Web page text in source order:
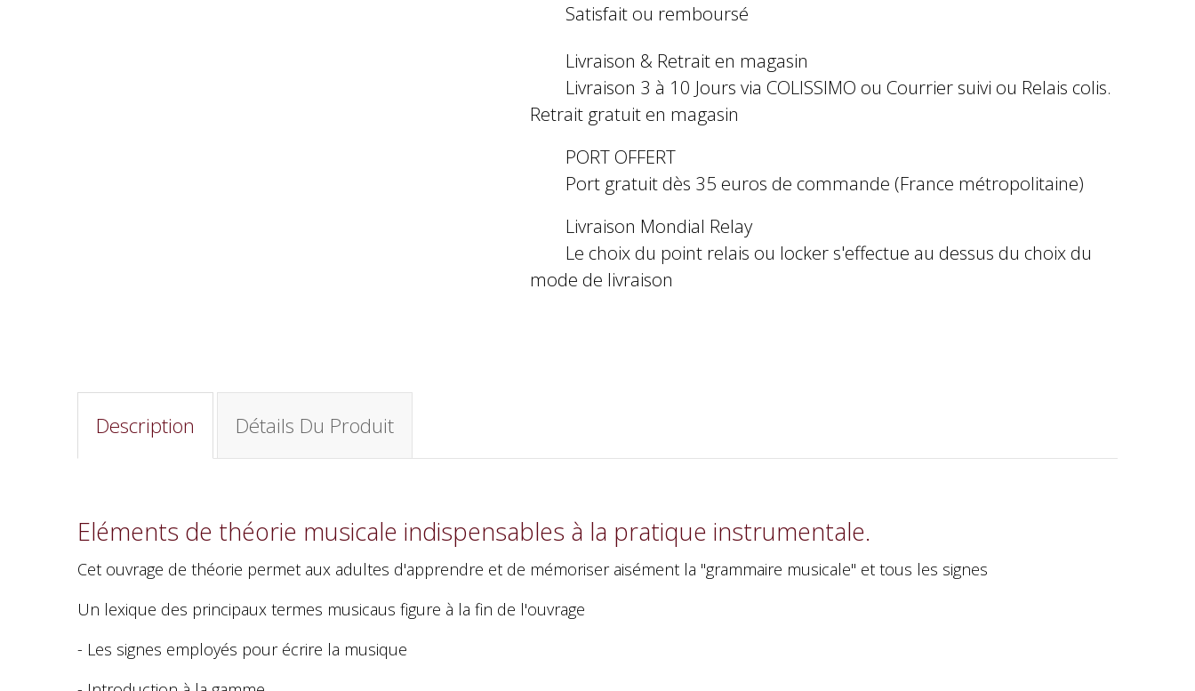
Satisfait ou remboursé
Livraison & Retrait en magasin
Livraison 3 à 10 Jours via COLISSIMO ou Courrier suivi ou Relais colis.
Retrait gratuit en magasin
PORT OFFERT
Port gratuit dès 35 euros de commande (France métropolitaine)
Livraison Mondial Relay
Le choix du point relais ou locker s'effectue au dessus du choix du
mode de livraison
Description Détails Du Produit
Eléments de théorie musicale indispensables à la pratique instrumentale.
Cet ouvrage de théorie permet aux adultes d'apprendre et de mémoriser aisément la "grammaire musicale" et tous les signes
Un lexique des principaux termes musicaus figure à la fin de l'ouvrage
- Les signes employés pour écrire la musique